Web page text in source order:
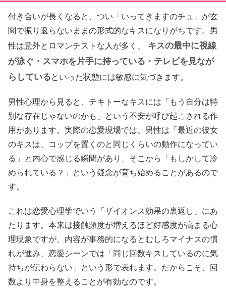
付き合いが長くなると、つい「いってきますのチュ」が玄
関で振り返らないままの形式的なキスになりがちです。男
性は意外とロマンチストな人が多く、
キスの最中に視線
が泳ぐ・スマホを片手に持っている・テレビを見なが
らしているといった状態には敏感に気づきます。
男性心理から見ると、テキトーなキスには「もう自分は特
別な存在じゃないのかも」という不安が呼び起こされる作
用があります。実際の恋愛現場では、男性は「最近の彼女
のキスは、コップを置くのと同じくらいの動作になってい
る」と内心で感じる瞬間があり、そこから「もしかして冷
められている？」という疑念が育ち始めることがあるので
す。
これは恋愛心理学でいう「ザイオンス効果の裏返し」にあ
たります。本来は接触頻度が増えるほど好感度が高まる心
理現象ですが、内容が事務的になるとむしろマイナスの慣
れが進み、恋愛シーンでは「同じ回数キスしているのに気
持ちが伝わらない」という形で表れます。だからこそ、回
数より中身を整えることが有効なのです。